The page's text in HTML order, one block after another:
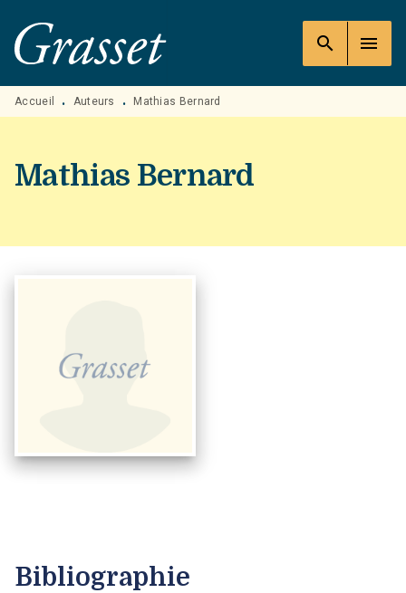
MENU RECHERCHE
PIED DE PAGE
search menu
Accueil • Auteurs • Mathias Bernard
Mathias Bernard
Bibliographie